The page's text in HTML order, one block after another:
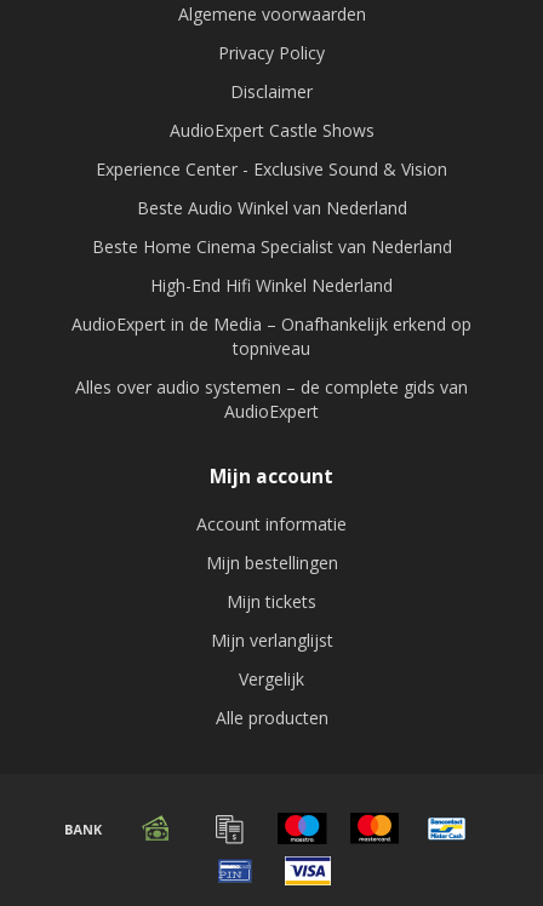
Algemene voorwaarden
Privacy Policy
Disclaimer
AudioExpert Castle Shows
Experience Center - Exclusive Sound & Vision
Beste Audio Winkel van Nederland
Beste Home Cinema Specialist van Nederland
High-End Hifi Winkel Nederland
AudioExpert in de Media – Onafhankelijk erkend op
topniveau
Alles over audio systemen – de complete gids van
AudioExpert
Mijn account
Account informatie
Mijn bestellingen
Mijn tickets
Mijn verlanglijst
Vergelijk
Alle producten